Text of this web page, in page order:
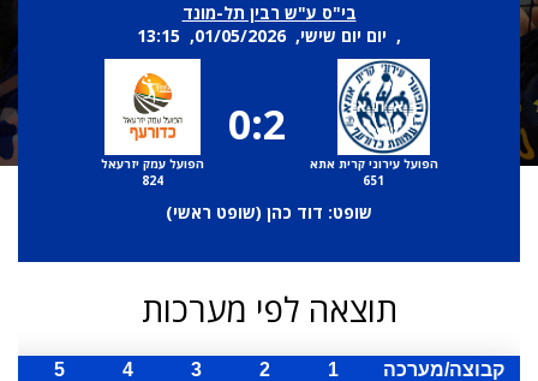
בי"ס ע"ש רבין תל-מונד
, יום יום שישי, 01/05/2026, 13:15
הפועל עירוני קרית אתא
651
0:2
הפועל עמק יזרעאל
824
שופט: דוד כהן (שופט ראשי)
תוצאה לפי מערכות
קבוצה/מערכה 1
2
3
4
5